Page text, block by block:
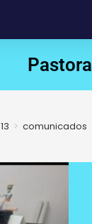
Pastoral
13 > comunicados